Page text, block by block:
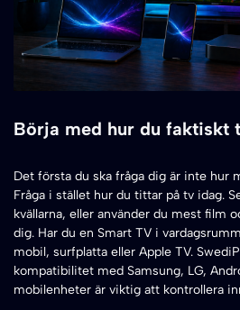
Börja med hur du faktiskt
Det första du ska fråga dig är inte hur
Fråga i stället hur du tittar på tv idag.
kvällarna, eller använder du mest film
dig. Har du en Smart TV i
mobil, surfplatta eller Apple TV.
kompatibilitet med Samsung, LG,
mobilenheter är viktig att kontrollera